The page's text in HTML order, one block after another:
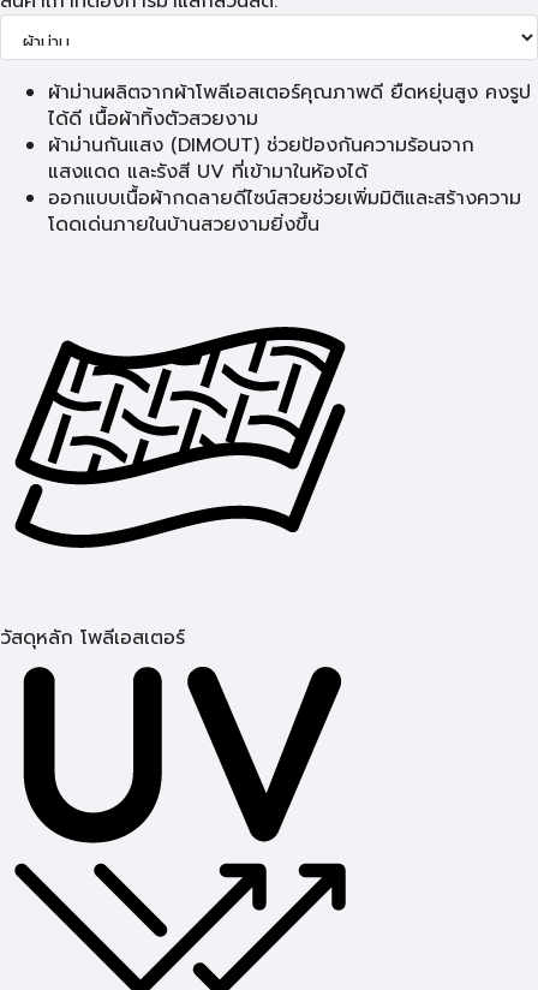
ผ้าม่านผลิตจากผ้าโพลีเอสเตอร์คุณภาพดี ยืดหยุ่นสูง คงรูป
ได้ดี เนื้อผ้าทิ้งตัวสวยงาม
ผ้าม่านกันแสง (DIMOUT) ช่วยป้องกันความร้อนจาก
แสงแดด และรังสี UV ที่เข้ามาในห้องได้
ออกแบบเนื้อผ้ากดลายดีไซน์สวยช่วยเพิ่มมิติและสร้างความ
โดดเด่นภายในบ้านสวยงามยิ่งขึ้น
วัสดุหลัก โพลีเอสเตอร์